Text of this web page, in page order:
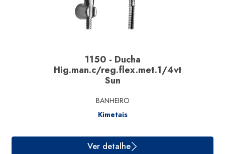
1150 - Ducha
Hig.man.c/reg.flex.met.1/4vt
Sun
BANHEIRO
Kimetais